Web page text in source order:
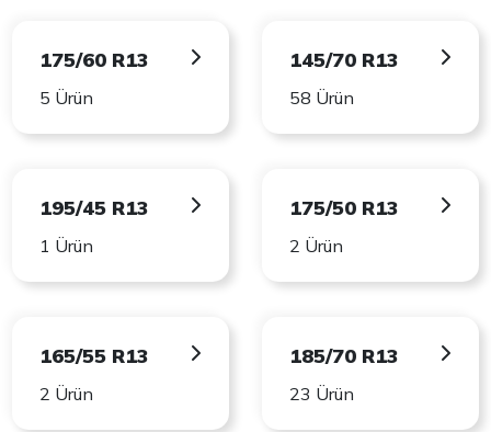
175/60 R13
5 Ürün
145/70 R13
58 Ürün
195/45 R13
1 Ürün
175/50 R13
2 Ürün
165/55 R13
2 Ürün
185/70 R13
23 Ürün